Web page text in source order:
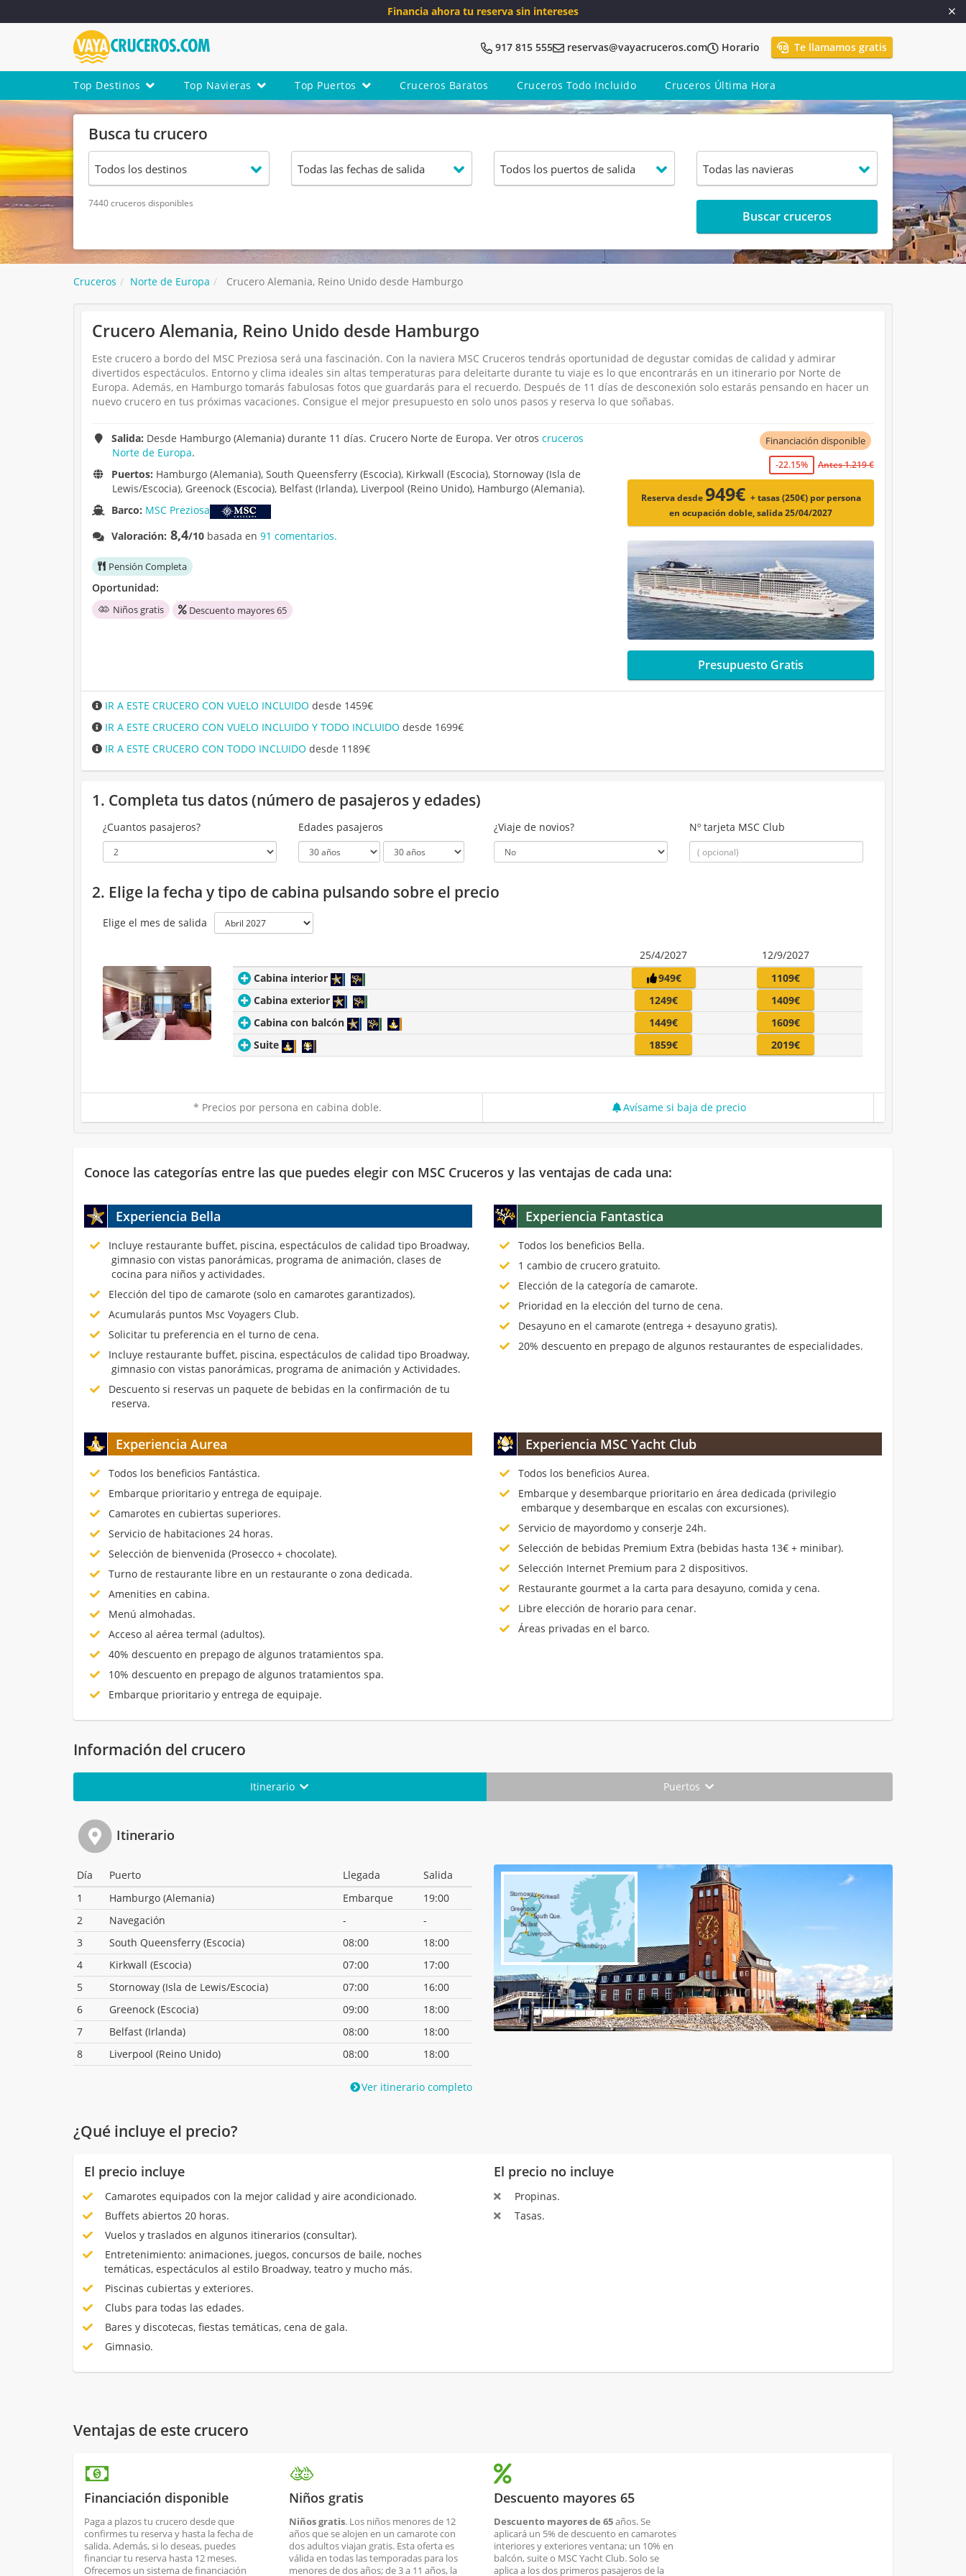
Financia ahora tu reserva sin intereses
917 815 555 reservas@vayacruceros.com Horario Te llamamos gratis
Top Destinos Top Navieras Top Puertos Cruceros Baratos Cruceros Todo Incluido Cruceros Última Hora
Busca tu crucero
7440 cruceros disponibles
Buscar cruceros
Cruceros Norte de Europa Crucero Alemania, Reino Unido desde Hamburgo
Crucero Alemania, Reino Unido desde Hamburgo
Este crucero a bordo del MSC Preziosa será una fascinación. Con la naviera MSC Cruceros tendrás oportunidad de degustar comidas de calidad y admirar
divertidos espectáculos. Entorno y clima ideales sin altas temperaturas para deleitarte durante tu viaje es lo que encontrarás en un itinerario por Norte de
Europa. Además, en Hamburgo tomarás fabulosas fotos que guardarás para el recuerdo. Después de 11 días de desconexión solo estarás pensando en hacer un
nuevo crucero en tus próximas vacaciones. Consigue el mejor presupuesto en solo unos pasos y reserva lo que soñabas.
Salida: Desde Hamburgo (Alemania) durante 11 días. Crucero Norte de Europa. Ver otroscruceros
Norte de Europa.
Puertos: Hamburgo (Alemania), South Queensferry (Escocia), Kirkwall (Escocia), Stornoway (Isla de
Lewis/Escocia), Greenock (Escocia), Belfast (Irlanda), Liverpool (Reino Unido), Hamburgo (Alemania).
Barco: MSC Preziosa
Valoración: 8,4/10 basada en91 comentarios.
Pensión Completa
Oportunidad:
Niños gratis Descuento mayores 65
Financiación disponible
-22.15% Antes 1.219 €
Reserva desde949€ + tasas (250€) por persona
en ocupación doble, salida 25/04/2027
Presupuesto Gratis
IR A ESTE CRUCERO CON VUELO INCLUIDO desde 1459€
IR A ESTE CRUCERO CON VUELO INCLUIDO Y TODO INCLUIDO desde 1699€
IR A ESTE CRUCERO CON TODO INCLUIDO desde 1189€
1. Completa tus datos (número de pasajeros y edades)
¿Cuantos pasajeros? Edades pasajeros ¿Viaje de novios? Nº tarjeta MSC Club
2. Elige la fecha y tipo de cabina pulsando sobre el precio
Elige el mes de salida
25/4/2027
12/9/2027
Cabina interior
949€
1109€
Cabina exterior
1249€
1409€
Cabina con balcón
1449€
1609€
Suite
1859€ 2019€
* Precios por persona en cabina doble. Avísame si baja de precio
Conoce las categorías entre las que puedes elegir con MSC Cruceros y las ventajas de cada una:
Experiencia Bella
Incluye restaurante buffet, piscina, espectáculos de calidad tipo Broadway,
gimnasio con vistas panorámicas, programa de animación, clases de
cocina para niños y actividades.
Elección del tipo de camarote (solo en camarotes garantizados).
Acumularás puntos Msc Voyagers Club.
Solicitar tu preferencia en el turno de cena.
Incluye restaurante buffet, piscina, espectáculos de calidad tipo Broadway,
gimnasio con vistas panorámicas, programa de animación y Actividades.
Descuento si reservas un paquete de bebidas en la confirmación de tu
reserva.
Experiencia Fantastica
Todos los beneficios Bella.
1 cambio de crucero gratuito.
Elección de la categoría de camarote.
Prioridad en la elección del turno de cena.
Desayuno en el camarote (entrega + desayuno gratis).
20% descuento en prepago de algunos restaurantes de especialidades.
Experiencia Aurea
Todos los beneficios Fantástica.
Embarque prioritario y entrega de equipaje.
Camarotes en cubiertas superiores.
Servicio de habitaciones 24 horas.
Selección de bienvenida (Prosecco + chocolate).
Turno de restaurante libre en un restaurante o zona dedicada.
Amenities en cabina.
Menú almohadas.
Acceso al aérea termal (adultos).
40% descuento en prepago de algunos tratamientos spa.
10% descuento en prepago de algunos tratamientos spa.
Embarque prioritario y entrega de equipaje.
Experiencia MSC Yacht Club
Todos los beneficios Aurea.
Embarque y desembarque prioritario en área dedicada (privilegio
embarque y desembarque en escalas con excursiones).
Servicio de mayordomo y conserje 24h.
Selección de bebidas Premium Extra (bebidas hasta 13€ + minibar).
Selección Internet Premium para 2 dispositivos.
Restaurante gourmet a la carta para desayuno, comida y cena.
Libre elección de horario para cenar.
Áreas privadas en el barco.
Información del crucero
Itinerario Puertos
Itinerario
Día Puerto Llegada
Salida
1
Hamburgo (Alemania) Embarque
19:00
2
Navegación -
-
3
South Queensferry (Escocia) 08:00
18:00
4
Kirkwall (Escocia) 07:00
17:00
5
Stornoway (Isla de Lewis/Escocia) 07:00
16:00
6
Greenock (Escocia) 09:00
18:00
7
Belfast (Irlanda) 08:00
18:00
8
Liverpool (Reino Unido) 08:00 18:00
Ver itinerario completo
¿Qué incluye el precio?
El precio incluye
Camarotes equipados con la mejor calidad y aire acondicionado.
Buffets abiertos 20 horas.
Vuelos y traslados en algunos itinerarios (consultar).
Entretenimiento: animaciones, juegos, concursos de baile, noches
temáticas, espectáculos al estilo Broadway, teatro y mucho más.
Piscinas cubiertas y exteriores.
Clubs para todas las edades.
Bares y discotecas, fiestas temáticas, cena de gala.
Gimnasio.
El precio no incluye
Propinas.
Tasas.
Ventajas de este crucero
Financiación disponible
Paga a plazos tu crucero desde que
confirmes tu reserva y hasta la fecha de
salida. Además, si lo deseas, puedes
financiar tu reserva hasta 12 meses.
Ofrecemos un sistema de financiación
Niños gratis
Niños gratis. Los niños menores de 12
años que se alojen en un camarote con
dos adultos viajan gratis. Esta oferta es
válida en todas las temporadas para los
menores de dos años; de 3 a 11 años, la
Descuento mayores 65
Descuento mayores de 65años. Se
aplicará un 5% de descuento en camarotes
interiores y exteriores ventana; un 10% en
balcón, suite o MSC Yacht Club. Solo se
aplica a los dos primeros pasajeros de la